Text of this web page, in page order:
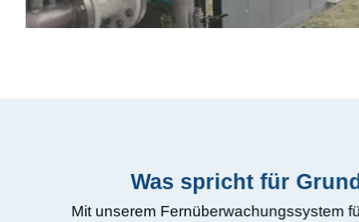
Was spricht für
Mit unserem Fernüberwachungssystem